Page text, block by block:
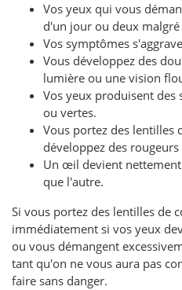
Vos yeux qui vous
d'un jour ou deux
Vos symptômes
Vous développez des
lumière ou une vision
Vos yeux produisent des
ou vertes.
Vous portez des lentilles
développez des
Un œil devient
que l'autre.
Si vous portez des lentilles de
immédiatement si vos yeux
ou vous démangent
tant qu'on ne vous aura pas
faire sans danger.